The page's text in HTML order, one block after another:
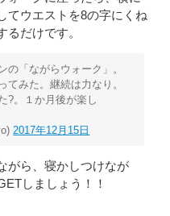
てウエストを8の字にくね
だけです。
の「ながらウォーク」。
てみた。継続は力なり。
?。１か月後が楽し
2017年12月15日
がら、寝かしつけなが
しましょう！！